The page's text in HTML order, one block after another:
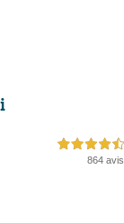
4,5 étoiles sur 5
864 avis